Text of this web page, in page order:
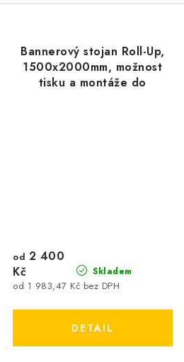
Bannerový stojan Roll-Up,
1500x2000mm, možnost
tisku a montáže do
Skladem
od 1 983,47 Kč bez DPH
od 2 400
Kč